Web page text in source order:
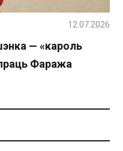
— «кароль
Фаража
12.07.2026